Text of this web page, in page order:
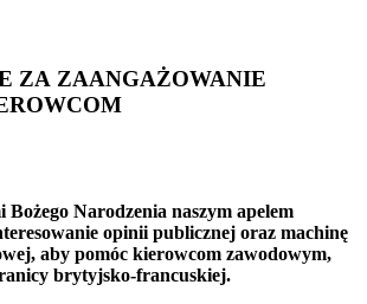
ZA ZAANGAŻOWANIE
Bożego Narodzenia naszym apelem
opinii publicznej oraz machinę
aby pomóc kierowcom zawodowym,
brytyjsko-francuskiej.